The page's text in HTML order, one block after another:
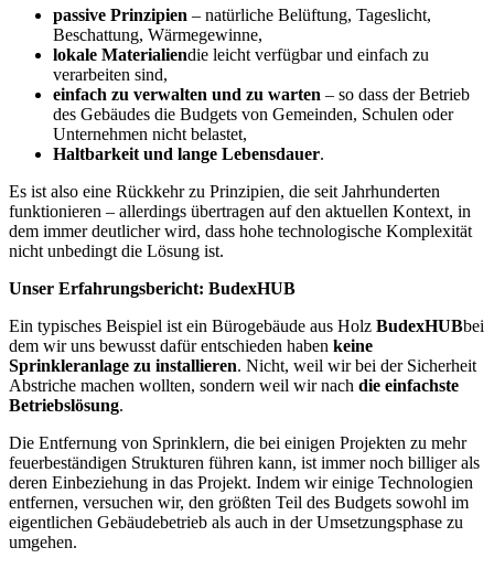
passive Prinzipien – natürliche Belüftung, Tageslicht,
Beschattung, Wärmegewinne,
lokale Materialiendie leicht verfügbar und einfach zu
verarbeiten sind,
einfach zu verwalten und zu warten – so dass der Betrieb
des Gebäudes die Budgets von Gemeinden, Schulen oder
Unternehmen nicht belastet,
Haltbarkeit und lange Lebensdauer.
Es ist also eine Rückkehr zu Prinzipien, die seit Jahrhunderten
funktionieren – allerdings übertragen auf den aktuellen Kontext, in
dem immer deutlicher wird, dass hohe technologische Komplexität
nicht unbedingt die Lösung ist.
Unser Erfahrungsbericht: BudexHUB
Ein typisches Beispiel ist ein Bürogebäude aus Holz BudexHUBbei
dem wir uns bewusst dafür entschieden haben keine
Sprinkleranlage zu installieren. Nicht, weil wir bei der Sicherheit
Abstriche machen wollten, sondern weil wir nach die einfachste
Betriebslösung.
Die Entfernung von Sprinklern, die bei einigen Projekten zu mehr
feuerbeständigen Strukturen führen kann, ist immer noch billiger als
deren Einbeziehung in das Projekt. Indem wir einige Technologien
entfernen, versuchen wir, den größten Teil des Budgets sowohl im
eigentlichen Gebäudebetrieb als auch in der Umsetzungsphase zu
umgehen.